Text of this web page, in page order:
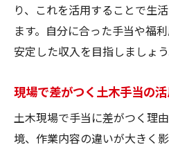
り、これを活用することで生
ます。自分に合った手当や福
安定した収入を目指しましょう
現場で差がつく土木手当の
土木現場で手当に差がつく理
境、作業内容の違いが大きく